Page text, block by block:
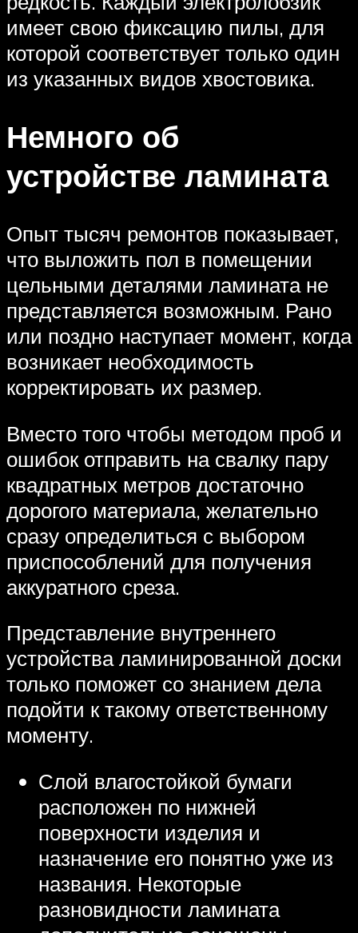
имеет свою фиксацию пилы, для
которой соответствует только один
из указанных видов хвостовика.
Немного об
устройстве ламината
Опыт тысяч ремонтов показывает,
что выложить пол в помещении
цельными деталями ламината не
представляется возможным. Рано
или поздно наступает момент, когда
возникает необходимость
корректировать их размер.
Вместо того чтобы методом проб и
ошибок отправить на свалку пару
квадратных метров достаточно
дорогого материала, желательно
сразу определиться с выбором
приспособлений для получения
аккуратного среза.
Представление внутреннего
устройства ламинированной доски
только поможет со знанием дела
подойти к такому ответственному
моменту.
Слой влагостойкой бумаги
расположен по нижней
поверхности изделия и
назначение его понятно уже из
названия. Некоторые
разновидности ламината